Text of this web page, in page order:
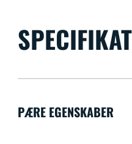
PÆRE EGENSKABER